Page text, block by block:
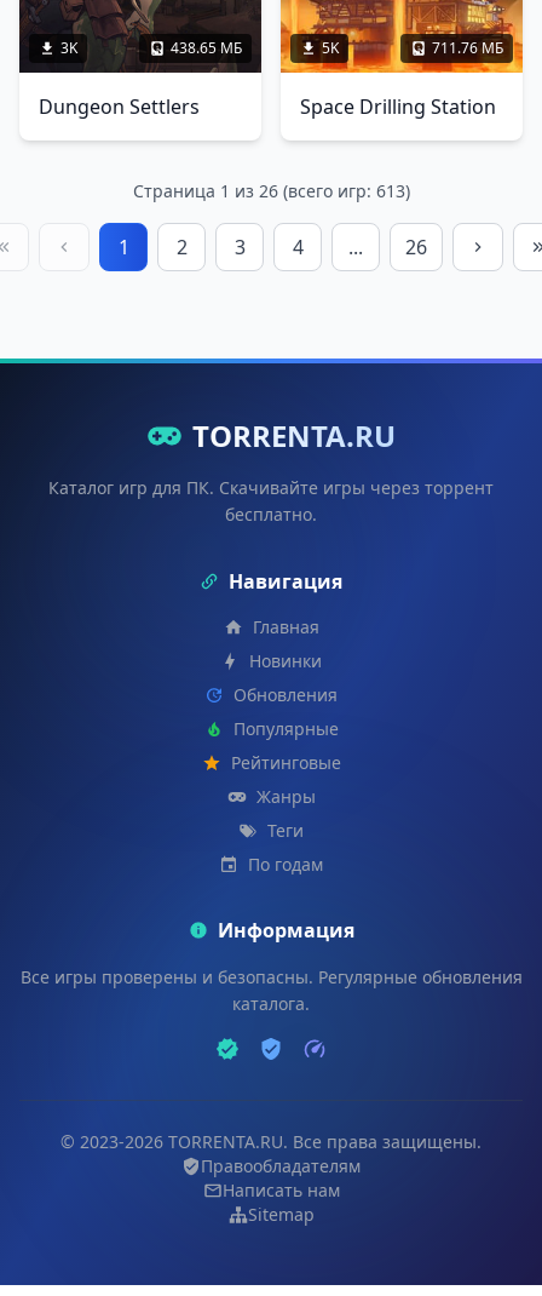
3K 438.65 МБ
Dungeon Settlers
5K 711.76 МБ
Space Drilling Station
Страница 1 из 26 (всего игр: 613)
1 2 3 4 ... 26
TORRENTA.RU
Каталог игр для ПК. Скачивайте игры через торрент
бесплатно.
Навигация
Главная
Новинки
Обновления
Популярные
Рейтинговые
Жанры
Теги
По годам
Информация
Все игры проверены и безопасны. Регулярные обновления
каталога.
© 2023-2026 TORRENTA.RU. Все права защищены.
Правообладателям
Написать нам
Sitemap